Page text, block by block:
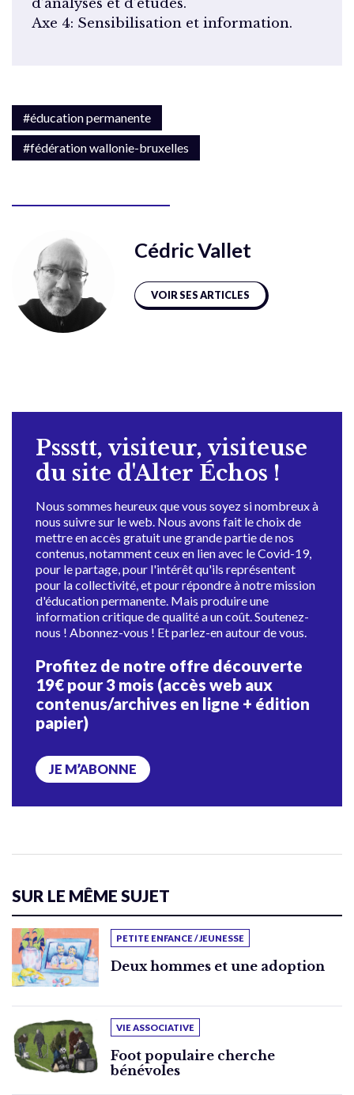
d’analyses et d’études.
Axe 4: Sensibilisation et information.
#éducation permanente
#fédération wallonie-bruxelles
Cédric Vallet
VOIR SES ARTICLES
Pssstt, visiteur, visiteuse
du site d'Alter Échos !
Nous sommes heureux que vous soyez si nombreux à
nous suivre sur le web. Nous avons fait le choix de
mettre en accès gratuit une grande partie de nos
contenus, notamment ceux en lien avec le Covid-19,
pour le partage, pour l'intérêt qu'ils représentent
pour la collectivité, et pour répondre à notre mission
d'éducation permanente. Mais produire une
information critique de qualité a un coût. Soutenez-
nous ! Abonnez-vous ! Et parlez-en autour de vous.
Profitez de notre offre découverte
19€ pour 3 mois (accès web aux
contenus/archives en ligne + édition
papier)
JE M’ABONNE
SUR LE MÊME SUJET
PETITE ENFANCE / JEUNESSE
Deux hommes et une adoption
VIE ASSOCIATIVE
Foot populaire cherche
bénévoles